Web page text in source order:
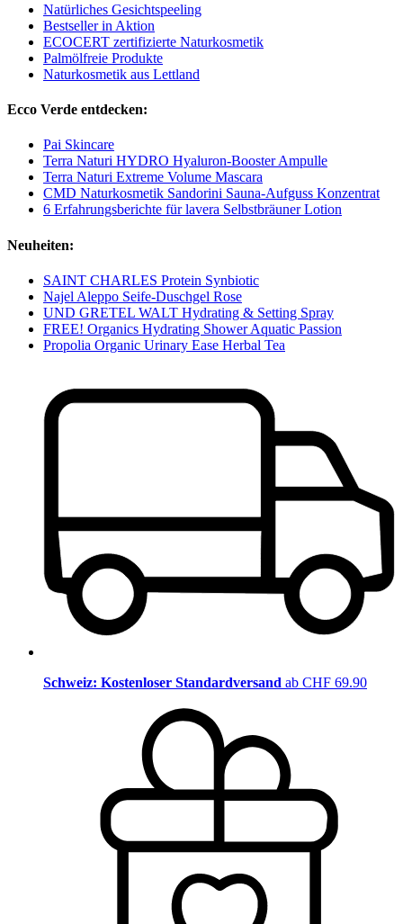
Natürliches Gesichtspeeling
Bestseller in Aktion
ECOCERT zertifizierte Naturkosmetik
Palmölfreie Produkte
Naturkosmetik aus Lettland
Ecco Verde entdecken:
Pai Skincare
Terra Naturi HYDRO Hyaluron-Booster Ampulle
Terra Naturi Extreme Volume Mascara
CMD Naturkosmetik Sandorini Sauna-Aufguss Konzentrat
6 Erfahrungsberichte für lavera Selbstbräuner Lotion
Neuheiten:
SAINT CHARLES Protein Synbiotic
Najel Aleppo Seife-Duschgel Rose
UND GRETEL WALT Hydrating & Setting Spray
FREE! Organics Hydrating Shower Aquatic Passion
Propolia Organic Urinary Ease Herbal Tea
Schweiz: Kostenloser Standardversand ab CHF 69.90